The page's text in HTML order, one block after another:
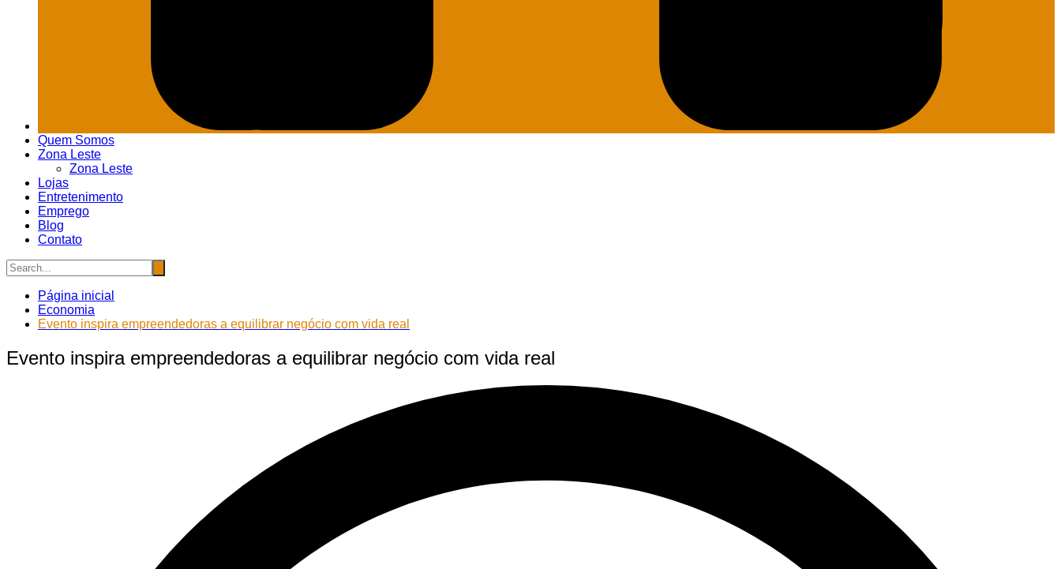
Quem Somos
Zona Leste
Zona Leste
Lojas
Entretenimento
Emprego
Blog
Contato
Página inicial
Economia
Evento inspira empreendedoras a equilibrar negócio com vida real
Evento inspira empreendedoras a equilibrar negócio com vida real